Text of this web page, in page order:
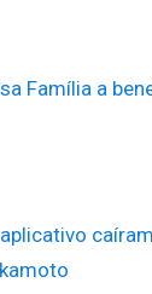
Família a